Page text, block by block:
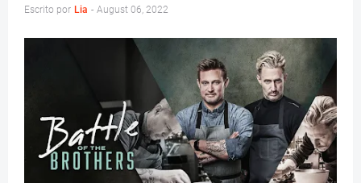
Escrito por Lia - August 06, 2022